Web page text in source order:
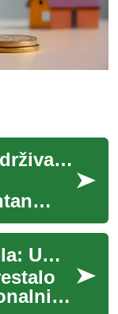
Kontejnerske kuće: Održiva i inovativna rešenja za stanovanje
i...
Transformacija kupatila: Umetnost spa dizajna kod kuće